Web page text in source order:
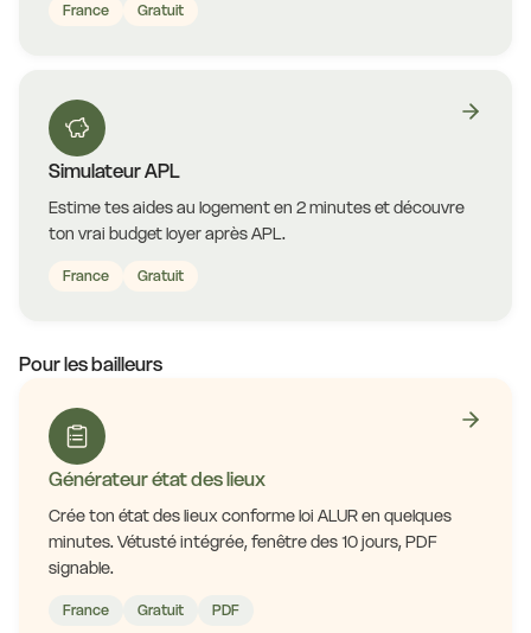
France Gratuit
Simulateur APL
Estime tes aides au logement en 2 minutes et découvre
ton vrai budget loyer après APL.
France Gratuit
Pour les bailleurs
Générateur état des lieux
Crée ton état des lieux conforme loi ALUR en quelques
minutes. Vétusté intégrée, fenêtre des 10 jours, PDF
signable.
France Gratuit PDF